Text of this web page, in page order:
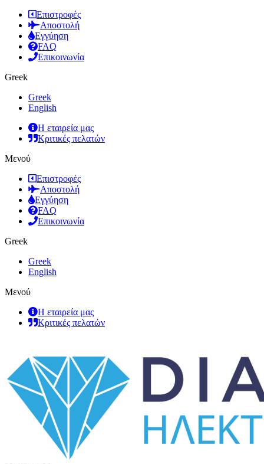
Επιστροφές
Αποστολή
Εγγύηση
FAQ
Επικοινωνία
Greek
Greek
English
Η εταιρεία μας
Κριτικές πελατών
Μενού
Επιστροφές
Αποστολή
Εγγύηση
FAQ
Επικοινωνία
Greek
Greek
English
Μενού
Η εταιρεία μας
Κριτικές πελατών